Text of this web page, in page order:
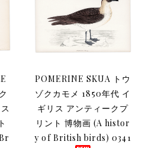
POMERINE SKUA トウ
ゾクカモメ 1850年代 イ
ギリス アンティークプ
リント 博物画 (A histor
y of British birds) 0341